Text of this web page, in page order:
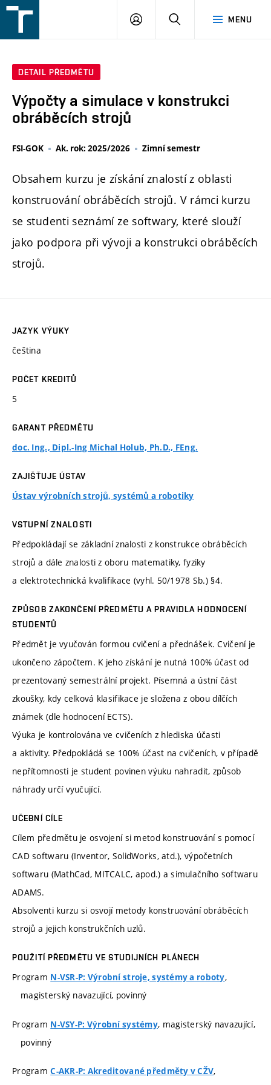
v
MENU
PŘIHLÁŠENÍ
DETAIL PŘEDMĚTU
Výpočty a simulace v konstrukci
obráběcích strojů
FSI-GOK Ak. rok: 2025/2026 Zimní semestr
Obsahem kurzu je získání znalostí z oblasti
konstruování obráběcích strojů. V rámci kurzu
se studenti seznámí ze softwary, které slouží
jako podpora při vývoji a konstrukci obráběcích
strojů.
JAZYK VÝUKY
čeština
POČET KREDITŮ
5
GARANT PŘEDMĚTU
doc. Ing., Dipl.-Ing Michal Holub, Ph.D., FEng.
ZAJIŠŤUJE ÚSTAV
Ústav výrobních strojů, systémů a robotiky
VSTUPNÍ ZNALOSTI
Předpokládají se základní znalosti z konstrukce obráběcích
strojů a dále znalosti z oboru matematiky, fyziky
a elektrotechnická kvalifikace (vyhl. 50/1978 Sb.) §4.
ZPŮSOB ZAKONČENÍ PŘEDMĚTU A PRAVIDLA HODNOCENÍ
STUDENTŮ
Předmět je vyučován formou cvičení a přednášek. Cvičení je
ukončeno zápočtem. K jeho získání je nutná 100% účast od
prezentovaný semestrální projekt. Písemná a ústní část
zkoušky, kdy celková klasifikace je složena z obou dílčích
známek (dle hodnocení ECTS).
Výuka je kontrolována ve cvičeních z hlediska účasti
a aktivity. Předpokládá se 100% účast na cvičeních, v případě
nepřítomnosti je student povinen výuku nahradit, způsob
náhrady určí vyučující.
UČEBNÍ CÍLE
Cílem předmětu je osvojení si metod konstruování s pomocí
CAD softwaru (Inventor, SolidWorks, atd.), výpočetních
softwaru (MathCad, MITCALC, apod.) a simulačního softwaru
ADAMS.
Absolventi kurzu si osvojí metody konstruování obráběcích
strojů a jejich konstrukčních uzlů.
POUŽITÍ PŘEDMĚTU VE STUDIJNÍCH PLÁNECH
Program N-VSR-P: Výrobní stroje, systémy a roboty,
magisterský navazující, povinný
Program N-VSY-P: Výrobní systémy, magisterský navazující,
povinný
ProgramC-AKR-P: Akreditované předměty v CŽV,